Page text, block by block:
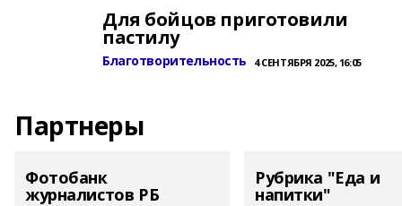
Для бойцов приготовили
пастилу
Благотворительность 4 СЕНТЯБРЯ 2025, 16:05
Партнеры
Фотобанк
журналистов РБ
Рубрика "Еда и
напитки"